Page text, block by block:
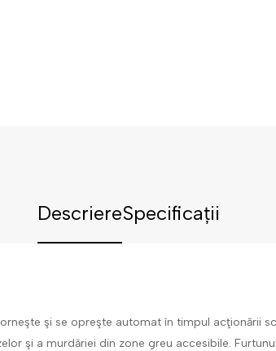
DescriereSpecificații
şi se opreşte automat în timpul acţionării
şi a murdăriei din zone greu accesibile.